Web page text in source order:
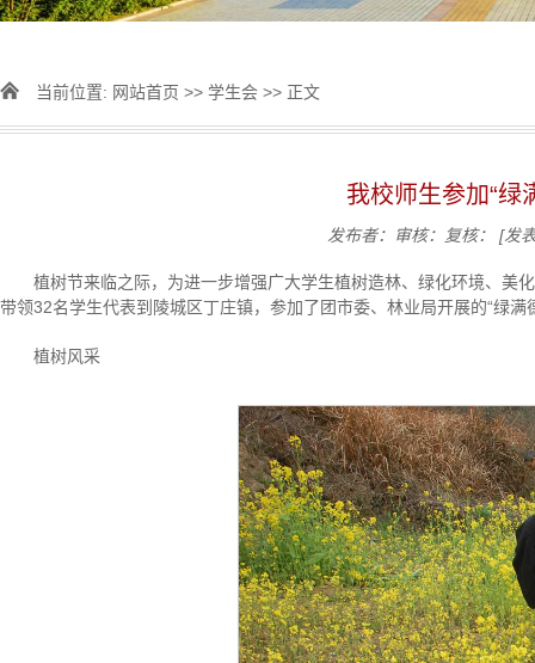
当前位置: 网站首页 >> 学生会 >> 正文
我校师生参加“绿
发布者： 审核： 复核： [发
植树节来临之际，为进一步增强广大学生植树造林、绿化环境、美
带领32名学生代表到陵城区丁庄镇，参加了团市委、林业局开展的“绿满
植树风采